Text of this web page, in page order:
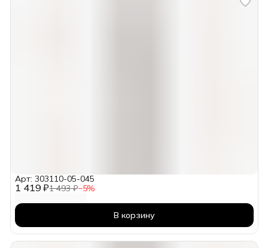
1 419 ₽1 493 ₽−5%
Арт: 303110-05-045
В корзину